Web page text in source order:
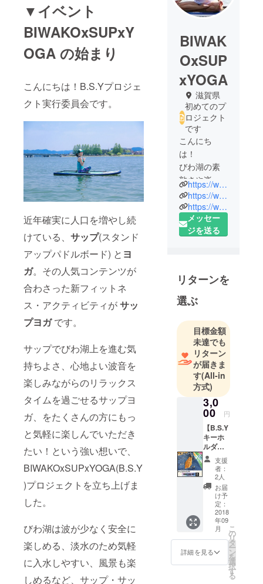
▼イベント
BIWAKOxSUPxY
OGA の始まり
こんにちは！B.S.Yプロジェ
クト実行委員会です。
近年確実に人口を増やし続
けている、 サップ(スタンド
アップパドルボード) と ヨ
ガ。その人気コンテンツが
合わさった新フィットネ
ス・アクティビティがサッ
プヨガです。
サップでびわ湖上を進む気
持ちよさ、心地よい波音を
楽しみながらのリラックス
タイムを過ごせるサップヨ
ガ、をたくさんの方にもっ
と気軽に楽しんでいただき
たい！という強い想いで、
BIWAKOxSUPxYOGA(B.S.Y
)プロジェクトを立ち上げま
した。
びわ湖は波が少なく安全に
楽しめる、淡水のため気軽
に入水しやすい、風景も楽
しめるなど、サップ・サッ
BIWAK
OxSUP
xYOGA
滋賀県
初めてのプ
ロジェクト
です
こんにち
は！
びわ湖の素
敵さや楽し
さをもっと
もっと色々
な方に感じ
てもらいた
した時間を
過ごせる、
滋賀県大津
市由美浜『
サンシャイ
ンビーチ・
パークエリ
ア』で、
◎SUP （ス
タンドアッ
プパドル
ボード）
◎SUP Yoga
◎パークヨ
ガ
をたくさん
の方に気軽
に楽しんで
いただける
クロスヨガ
＆リラック
スな2DAYS
イベント開
https://www.biwako-sup-yoga.com/
https://www.facebook.com/biwako.sup.yoga/
https://www.instagram.com/biwako.sup.yoga
メッセー
ジを送る
リターンを
選ぶ
目標金額
未達でも
リターン
が届きま
す(All-in
方式)
3,0
00 円
【B.S.Y
キーホ
ルダー&
リスト
バンド
セッ
ト！】
持って
いるだ
けでウ
キウキ
しちゃ
う♪
BIWAK
OxSUP
xYOGA
支援
者：
2人
お届
け予
定：
2018
年09
月
詳細を見る
こ
の
リ
タ
ー
ン
を
選
択
す
る